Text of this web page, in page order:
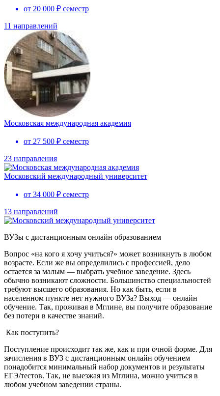
от 20 000 ₽ семестр
11 направлений
Московская международная академия
от 27 500 ₽ семестр
23 направления
Московский международный университет
от 34 000 ₽ семестр
13 направлений
ВУЗы с дистанционным онлайн образованием
Вопрос «на кого я хочу учиться?» может возникнуть в любом
возрасте. Если же вы определились с профессией, дело
остается за малым — выбрать учебное заведение. Здесь
обычно возникают сложности. Большинство специальностей
требуют высшего образования. Но как быть, если в
населенном пункте нет нужного ВУЗа? Выход — онлайн
обучение. Так, проживая в Мглине, вы получите образование
без потери в качестве знаний.
Как поступить?
Поступление происходит так же, как и при очной форме. Для
зачисления в ВУЗ с дистанционным онлайн обучением
понадобится минимальный набор документов и результаты
ЕГЭ/тестов. Так, не выезжая из Мглина, можно учиться в
любом учебном заведении страны.